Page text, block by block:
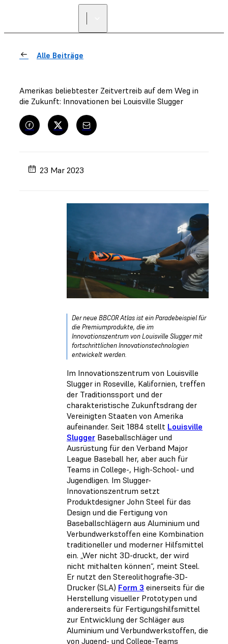
Alle Beiträge
Amerikas beliebtester Zeitvertreib auf dem Weg in
die Zukunft: Innovationen bei Louisville Slugger
23 Mar 2023
Der neue BBCOR Atlas ist ein Paradebeispiel für
die Premiumprodukte, die im
Innovationszentrum von Louisville Slugger mit
fortschrittlichen Innovationstechnologien
entwickelt werden.
Im Innovationszentrum von Louisville
Slugger in Roseville, Kalifornien, treffen
der Traditionssport und der
charakteristische Zukunftsdrang der
Vereinigten Staaten von Amerika
aufeinander. Seit 1884 stellt Louisville
Slugger Baseballschläger und
Ausrüstung für den Verband Major
League Baseball her, aber auch für
Teams in College-, High-School- und
Jugendligen. Im Slugger-
Innovationszentrum setzt
Produktdesigner John Steel für das
Design und die Fertigung von
Baseballschlägern aus Aluminium und
Verbundwerkstoffen eine Kombination
traditioneller und moderner Hilfsmittel
ein. „Wer nicht 3D-druckt, der wird
nicht mithalten können“, meint Steel.
Er nutzt den Stereolithografie-3D-
Drucker (SLA) Form 3 einerseits für die
Herstellung visueller Prototypen und
andererseits für Fertigungshilfsmittel
zur Entwicklung der Schläger aus
Aluminium und Verbundwerkstoffen, die
von Jugend- und College-Teams